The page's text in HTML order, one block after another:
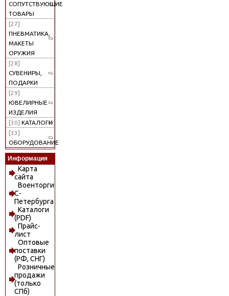
СОПУТСТВУЮЩИЕ
ТОВАРЫ
[27]
ПНЕВМАТИКА,
МАКЕТЫ
ОРУЖИЯ
[28]
СУВЕНИРЫ,
ПОДАРКИ
[29]
ЮВЕЛИРНЫЕ
ИЗДЕЛИЯ
[30] КАТАЛОГИ
[33]
ОБОРУДОВАНИЕ
Информация
Карта
сайта
Военторги
С-
Петербурга
Каталоги
(PDF)
Прайс-
лист
Оптовые
поставки
(РФ, СНГ)
Розничные
продажи
(только
СПб)